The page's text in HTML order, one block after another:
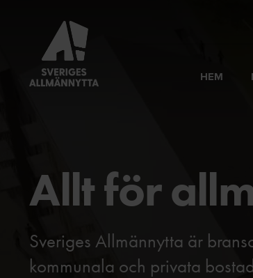
HEM
Allt för
Sveriges Allmännytta är
kommunala och privata